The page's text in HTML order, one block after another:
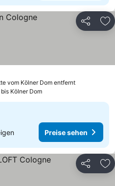
Teilen
vom Kölner Dom entferntPreise
Kölner Dom
Preise sehen
Teilen